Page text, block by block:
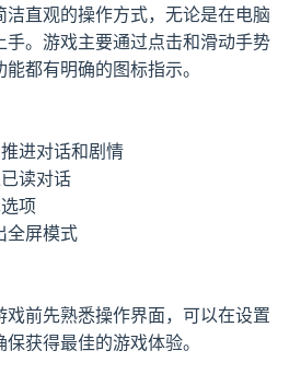
洁直观的操作方式，无论是在电脑
。游戏主要通过点击和滑动手势
都有明确的图标指示。
进对话和剧情
读对话
项
全屏模式
前先熟悉操作界面，可以在设置
获得最佳的游戏体验。